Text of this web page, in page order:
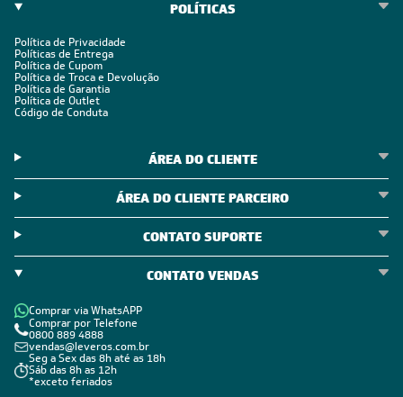
POLÍTICAS
Política de Privacidade
Políticas de Entrega
Política de Cupom
Política de Troca e Devolução
Política de Garantia
Política de Outlet
Código de Conduta
ÁREA DO CLIENTE
ÁREA DO CLIENTE PARCEIRO
CONTATO SUPORTE
CONTATO VENDAS
Comprar via WhatsAPP
Comprar por Telefone
0800 889 4888
vendas@leveros.com.br
Seg a Sex das 8h até as 18h
Sáb das 8h as 12h
*exceto feriados